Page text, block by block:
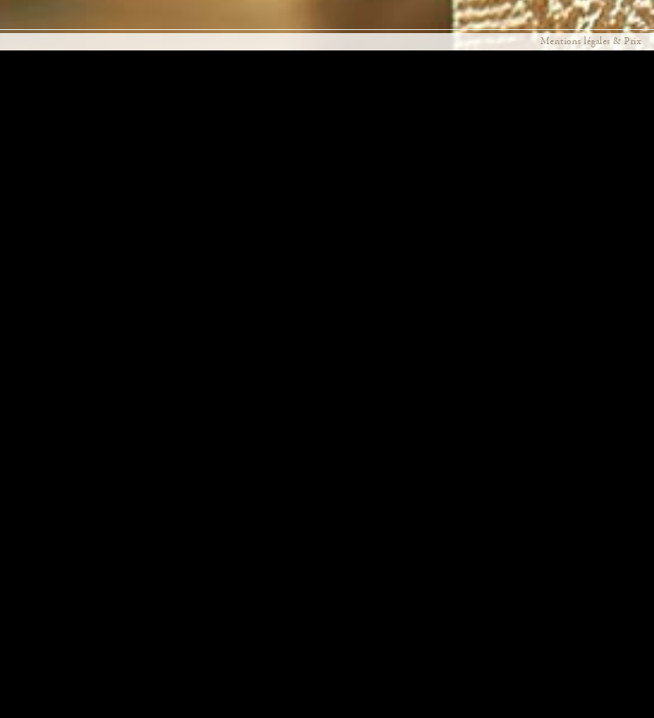
Mentions légales & Prix